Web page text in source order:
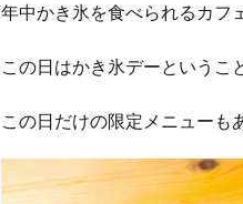
年中かき氷を食べられるカフ
この日はかき氷デーというこ
この日だけの限定メニューも